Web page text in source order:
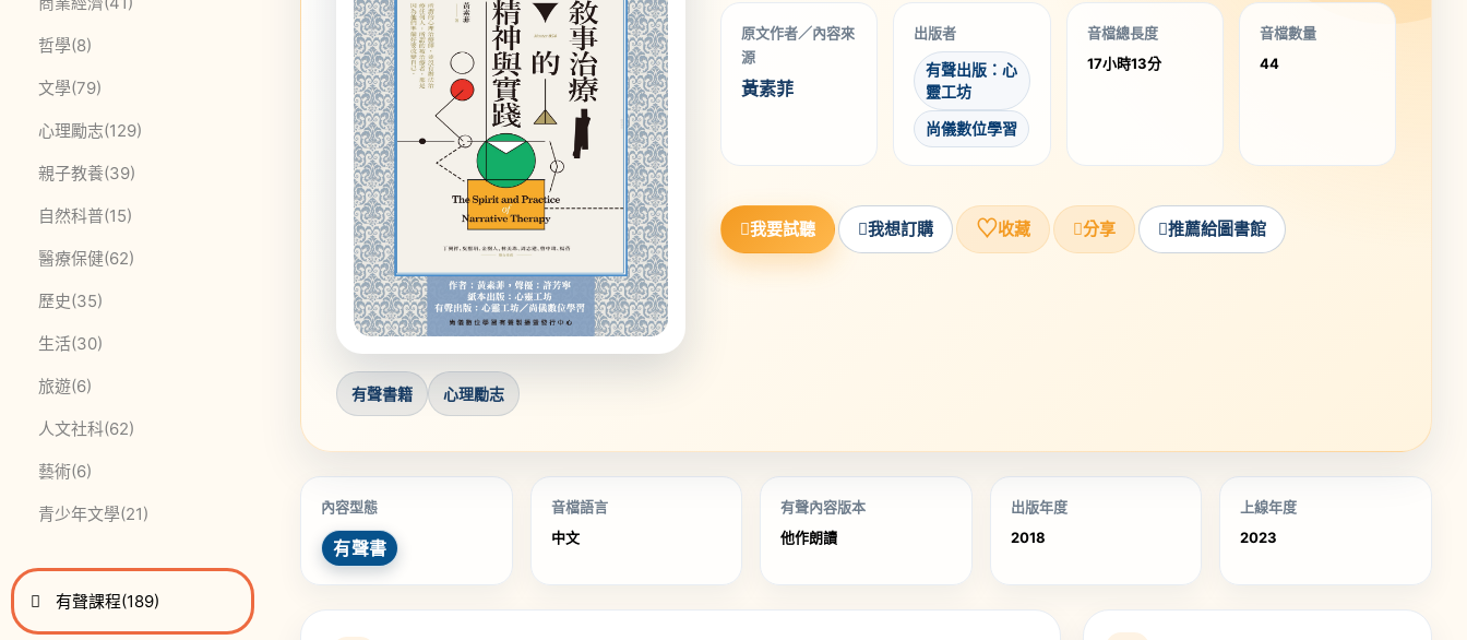
哲學此分類有
(8)
文學此分類有
(79)
心理勵志此分類有
(129)
親子教養此分類有
(39)
自然科普此分類有
(15)
醫療保健此分類有
(62)
歷史此分類有
(35)
生活此分類有
(30)
旅遊此分類有
(6)
人文社科此分類有
(62)
藝術此分類有
(6)
青少年文學此分類有
(21)
進入
有聲課程此分類有
(189)
有聲書籍 心理勵志
原文作者／內容來
源
黃素菲
出版者
有聲出版：心
靈工坊
尚儀數位學習
音檔總長度
17小時13分
音檔數量
44
我要試聽 我想訂購 ♡收藏 分享 推薦給圖書館
內容型態
有聲書
音檔語言
中文
有聲內容版本
他作朗讀
出版年度
2018
上線年度
2023